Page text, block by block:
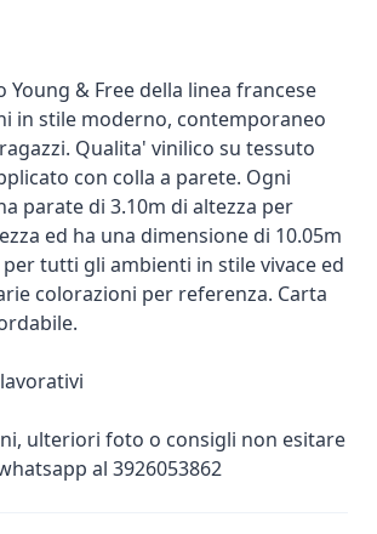
Young & Free della linea francese
in stile moderno, contemporaneo
Qualita' vinilico su tessuto
con colla a parete. Ogni
parate di 3.10m di altezza per
ed ha una dimensione di 10.05m
tutti gli ambienti in stile vivace ed
colorazioni per referenza. Carta
ulteriori foto o consigli non esitare
al 3926053862